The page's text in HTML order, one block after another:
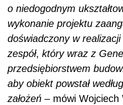
o niedogodnym
wykonanie projektu
doświadczony w
zespół, który wraz z
przedsiębiorstwem
aby obiekt powstał
założeń – mówi Wojciech